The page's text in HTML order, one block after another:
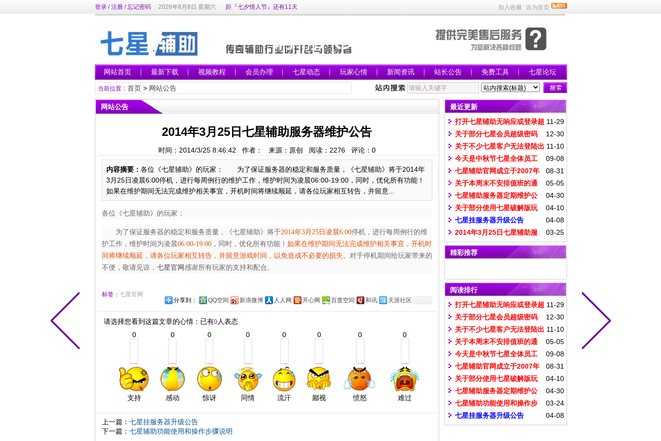
登录/注册/忘记密码 2026年8月8日 星期六 距『七夕情人节』还有11天 加入收藏 设为首页
网站首页 最新下载 视频教程 会员办理 七星动态 玩家心情 新闻资讯 站长公告 免费工具 七星论坛
当前位置： 首页> 网站公告
网站公告
2014年3月25日七星辅助服务器维护公告
时间：2014/3/25 8:46:42 作者： 来源：原创 阅读： 2276评论： 0
内容摘要： 各位《七星辅助》的玩家： 为了保证服务器的稳定和服务质量，《七星辅助》将于2014年
3月25日凌晨6:00停机，进行每周例行的维护工作，维护时间为凌晨06:00-19:00，同时，优化所有功能！
如果在维护期间无法完成维护相关事宜，开机时间将继续顺延，请各位玩家相互转告，并留意...
各位《七星辅助》的玩家：
为了保证服务器的稳定和服务质量，《七星辅助》将于2014年3月25日凌晨6:00停机，进行每周例行的维
护工作，维护时间为凌晨06:00-19:00，同时，优化所有功能！ 如果在维护期间无法完成维护相关事宜，开机时
间将继续顺延，请各位玩家相互转告，并留意游戏时间，以免造成不必要的损失。对于停机期间给玩家带来的
不便，敬请见谅， 七星官网 感谢所有玩家的支持和配合。
标签： 七星官网
分享到：
QQ空间 新浪微博 人人网 开心网 百度空间 和讯 天涯社区
请选择您看到这篇文章的心情：已有0人表态
0
支持
0
感动
0
惊讶
0
同情
0
流汗
0
鄙视
0
愤怒
0
难过
上一篇： 七星挂服务器升级公告
下一篇： 七星辅助功能使用和操作步骤说明
最近更新
11-29
打开七星辅助无响应或登录超
时网站无法打开解决办法
12-30
关于部分七星会员超级密码
丢失如何去修改自己账号密码 11-10
关于不少七星客户无法登陆出
现延迟情况说明和解决办法
09-08
今天是中秋节七星全体员工
祝大家中秋节快乐
08-31
七星辅助官网成立于2007年
一直坚持发布最新的版本供玩家下
载
05-05
关于本周末不安排值班的通
知
04-30
七星辅助服务器定期维护公
告
04-10
关于部分使用七星破解版玩
家忠告
04-08
七星挂服务器升级公告
03-25
2014年3月25日七星辅助服
务器维护公告
精彩推荐
阅读排行
11-29
打开七星辅助无响应或登录超
时网站无法打开解决办法
12-30
关于部分七星会员超级密码
丢失如何去修改自己账号密码 11-10
关于不少七星客户无法登陆出
现延迟情况说明和解决办法
05-05
关于本周末不安排值班的通
知
09-08
今天是中秋节七星全体员工
祝大家中秋节快乐
08-31
七星辅助官网成立于2007年
一直坚持发布最新的版本供玩家下
载
04-10
关于部分使用七星破解版玩
家忠告
04-30
七星辅助服务器定期维护公
告
03-24
七星辅助功能使用和操作步
骤说明
04-08
七星挂服务器升级公告